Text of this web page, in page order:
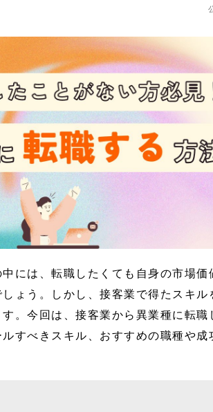
には、転職したくても自身の市場価
ょう。しかし、接客業で得たスキル
。今回は、接客業から異業種に転職
すべきスキル、おすすめの職種や成